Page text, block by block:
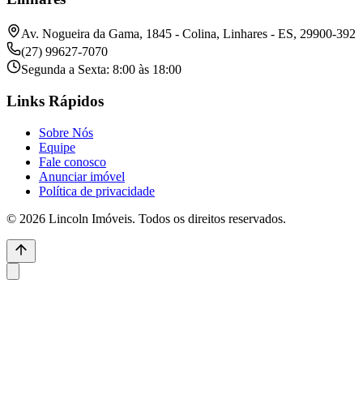
Av. Nogueira da Gama, 1845 - Colina, Linhares - ES, 29900-392
(27) 99627-7070
Segunda a Sexta: 8:00 às 18:00
Links Rápidos
Sobre Nós
Equipe
Fale conosco
Anunciar imóvel
Política de privacidade
© 2026 Lincoln Imóveis. Todos os direitos reservados.